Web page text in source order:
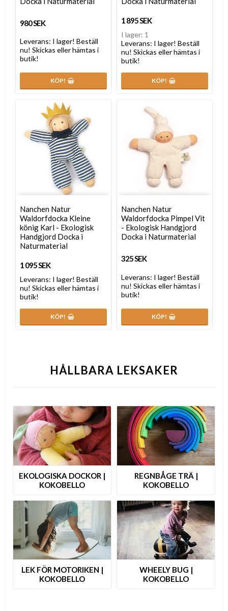
980 SEK
Leverans: I lager! Beställ
nu! Skickas eller hämtas i
butik!
KÖP!
1 895 SEK
I lager: 1
Leverans: I lager! Beställ
nu! Skickas eller hämtas i
butik!
KÖP!
Nanchen Natur
Waldorfdocka Kleine
könig Karl - Ekologisk
Handgjord Docka i
Naturmaterial
1 095 SEK
Leverans: I lager! Beställ
nu! Skickas eller hämtas i
butik!
KÖP!
Nanchen Natur
Waldorfdocka Pimpel Vit
- Ekologisk Handgjord
Docka i Naturmaterial
325 SEK
Leverans: I lager! Beställ
nu! Skickas eller hämtas i
butik!
KÖP!
HÅLLBARA LEKSAKER
EKOLOGISKA DOCKOR |
KOKOBELLO
REGNBÅGE TRÄ |
KOKOBELLO
LEK FÖR MOTORIKEN |
KOKOBELLO
WHEELY BUG |
KOKOBELLO